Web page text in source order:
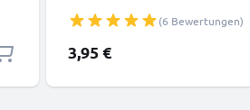
Canon, Panasonic Lumix, Sony,
GoPro uvm PVC schwarz
(6 Bewertungen)
3,95 €